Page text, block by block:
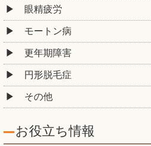
眼精疲労
モートン病
更年期障害
円形脱毛症
その他
お役立ち情報